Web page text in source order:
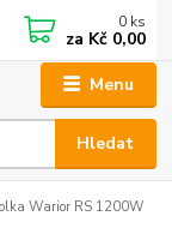
Menu
Hledat
0 ks
za Kč 0,00
Warior RS 1200W